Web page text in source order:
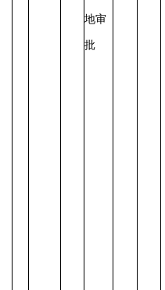
地审
批